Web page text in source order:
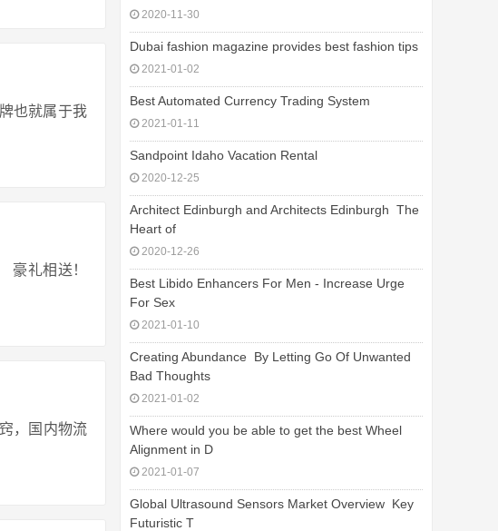
也就属于我
豪礼相送！
，国内物流
2020-11-30
Dubai fashion magazine provides best fashion tips
2021-01-02
Best Automated Currency Trading System
2021-01-11
Sandpoint Idaho Vacation Rental
2020-12-25
Architect Edinburgh and Architects Edinburgh  The
Heart of
2020-12-26
Best Libido Enhancers For Men - Increase Urge
For Sex
2021-01-10
Creating Abundance  By Letting Go Of Unwanted
Bad Thoughts
2021-01-02
Where would you be able to get the best Wheel
Alignment in D
2021-01-07
Global Ultrasound Sensors Market Overview  Key
Futuristic T